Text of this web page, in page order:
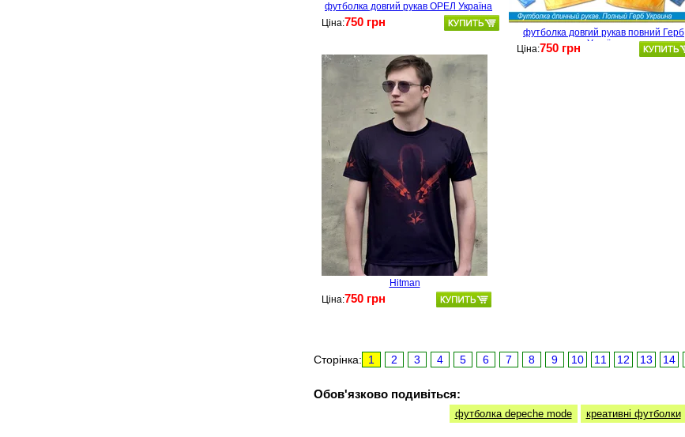
футболка довгий рукав ОРЕЛ Україна
Ціна:750 грн
футболка довгий рукав повний Герб
Україна
Ціна:750 грн
Hitman
Ціна:750 грн
Сторінка: 1 2 3 4 5 6 7 8 9 10 11 12 13 14
Обов'язково подивіться:
футболка depeche mode креативні футболки